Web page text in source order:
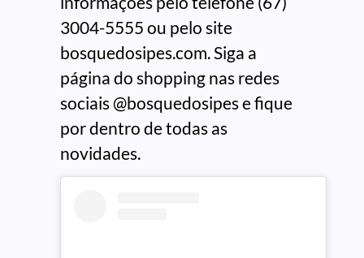
3004-5555 ou pelo site
bosquedosipes.com. Siga a
página do shopping nas redes
sociais @bosquedosipes e fique
por dentro de todas as
novidades.